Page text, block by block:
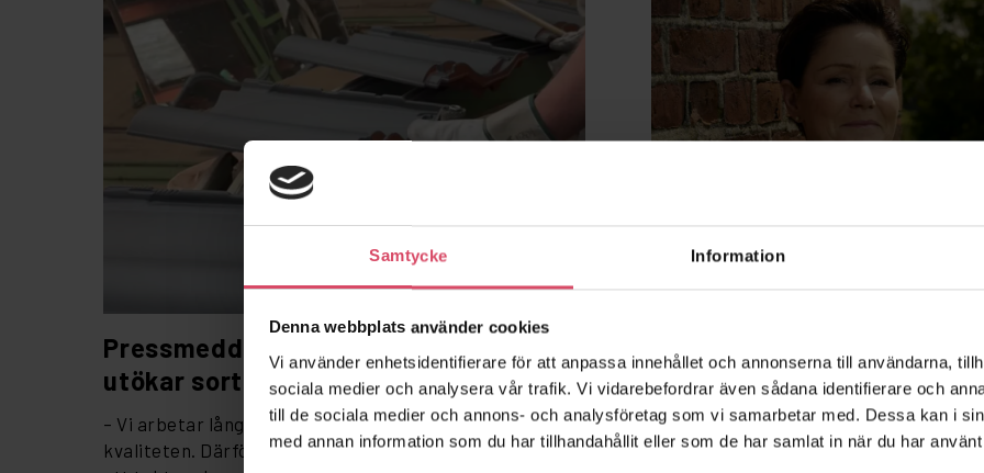
Samtycke Information
Denna webbplats använder cookies
Vi använder enhetsidentifierare för att anpassa innehållet och annonserna till användarna,
sociala medier och analysera vår trafik. Vi vidarebefordrar även sådana identifierare och
till de sociala medier och annons- och analysföretag som vi samarbetar med. Dessa kan i
med annan information som du har tillhandahållit eller som de har samlat in när du har
Pressmeddelande: Tegelmäster®
utökar sortimentet med taktegel
– Vi arbetar långsiktigt och kompromissar aldrig med
kvaliteten. Därför är känns det bra att kunna erbjuda
Pressmeddelande:
satsar på egen
– Det här ligger helt i linje med vår
Genom att äga hela produktionskedjan